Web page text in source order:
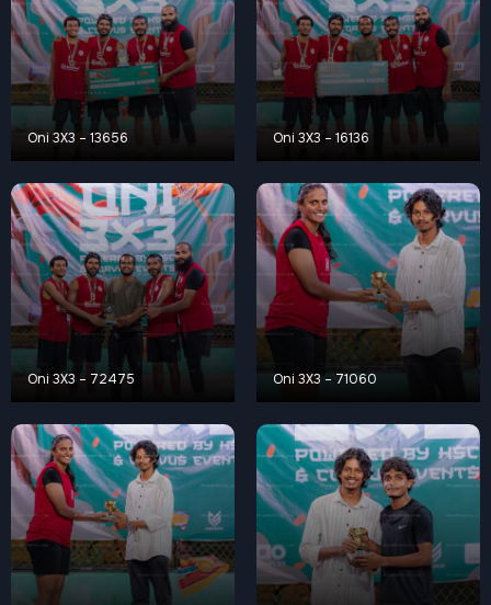
Oni 3X3 – 13656 Oni 3X3 – 16136
Oni 3X3 – 72475 Oni 3X3 – 71060